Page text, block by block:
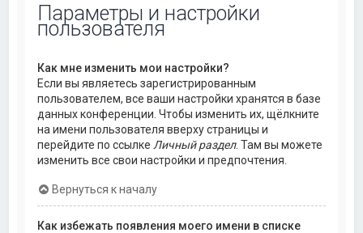
Параметры и настройки
пользователя
Как мне изменить мои настройки?
Если вы являетесь зарегистрированным
пользователем, все ваши настройки хранятся в базе
данных конференции. Чтобы изменить их, щёлкните
на имени пользователя вверху страницы и
перейдите по ссылке Личный раздел. Там вы можете
изменить все свои настройки и предпочтения.
Вернуться к началу
Как избежать появления моего имени в списке